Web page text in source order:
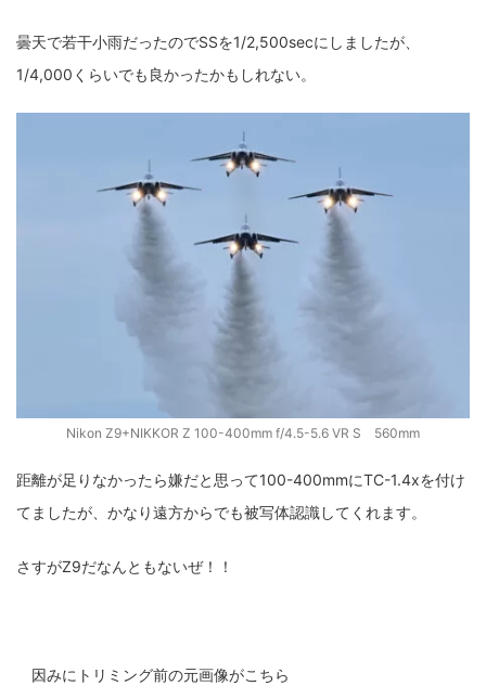
曇天で若干小雨だったのでSSを1/2,500secにしましたが、
1/4,000くらいでも良かったかもしれない。
Nikon Z9+NIKKOR Z 100-400mm f/4.5-5.6 VR S 560mm
距離が足りなかったら嫌だと思って100-400mmにTC-1.4xを付け
てましたが、かなり遠方からでも被写体認識してくれます。
さすがZ9だなんともないぜ！！
因みにトリミング前の元画像がこちら